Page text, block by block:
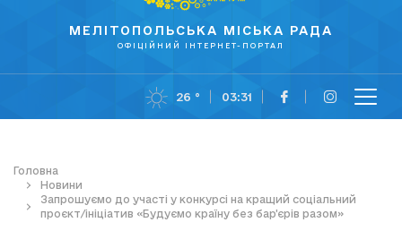
МЕЛІТОПОЛЬСЬКА МІСЬКА РАДА
ОФІЦІЙНИЙ ІНТЕРНЕТ-ПОРТАЛ
26 ° 03:31
Головна
Новини
Запрошуємо до участі у конкурсі на кращий соціальний
проєкт/ініціатив «Будуємо країну без бар’єрів разом»